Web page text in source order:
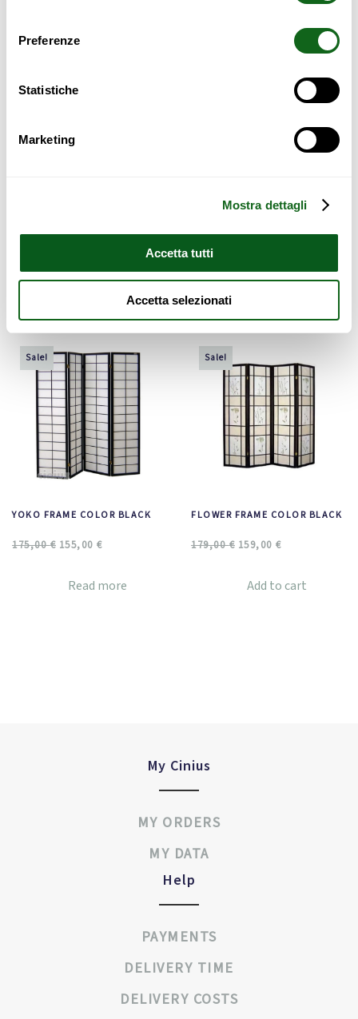
Preferenze
Statistiche
Marketing
Mostra dettagli
Accetta tutti
Accetta selezionati
175,00
Sale!
YOKO FRAME COLOR BLACK
175,00€ 155,00 €
Read more
Sale!
FLOWER FRAME COLOR BLACK
179,00€ 159,00 €
Add to cart
My Cinius
MY ORDERS
MY DATA
Help
PAYMENTS
DELIVERY TIME
DELIVERY COSTS